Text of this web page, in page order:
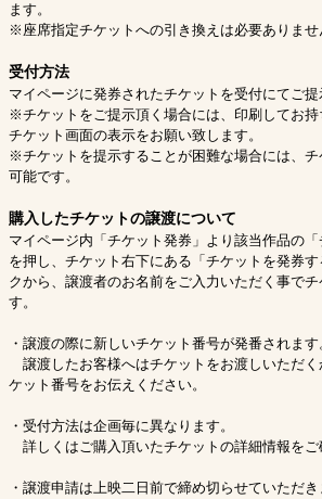
ます。
※座席指定チケットへの引き換えは必要ありませ
受付方法
マイページに発券されたチケットを受付にてご提
※チケットをご提示頂く場合には、印刷してお
チケット画面の表示をお願い致します。
※チケットを提示することが困難な場合には、
可能です。
購入したチケットの譲渡について
マイページ内「チケット発券」より該当作品の
を押し、チケット右下にある「チケットを発券
クから、譲渡者のお名前をご入力いただく事で
す。
・譲渡の際に新しいチケット番号が発番されます
譲渡したお客様へはチケットをお渡しいただ
ケット番号をお伝えください。
・受付方法は企画毎に異なります。
詳しくはご購入頂いたチケットの詳細情報をご
・譲渡申請は上映二日前で締め切らせていただき